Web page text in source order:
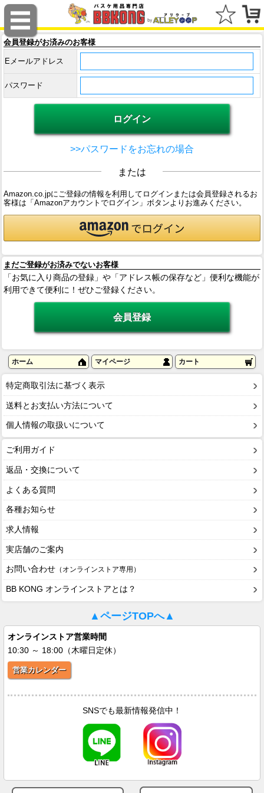
会員登録がお済みのお客様
Eメールアドレス
パスワード
>>パスワードをお忘れの場合
または
Amazon.co.jpにご登録の情報を利用してログインまたは会員登録されるお
客様は「Amazonアカウントでログイン」ボタンよりお進みください。
まだご登録がお済みでないお客様
「お気に入り商品の登録」や「アドレス帳の保存など」便利な機能が
利用できて便利に！ぜひご登録ください。
ホーム マイページ カート
特定商取引法に基づく表示
送料とお支払い方法について
個人情報の取扱いについて
ご利用ガイド
返品・交換について
よくある質問
各種お知らせ
求人情報
実店舗のご案内
お問い合わせ （オンラインストア専用）
BB KONG オンラインストアとは？
▲ページTOPへ▲
オンラインストア営業時間
10:30 ～ 18:00（木曜日定休）
営業カレンダー
SNSでも最新情報発信中！